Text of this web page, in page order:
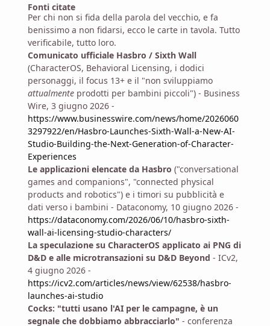
Fonti citate
Per chi non si fida della parola del vecchio, e fa
benissimo a non fidarsi, ecco le carte in tavola. Tutto
verificabile, tutto loro.
Comunicato ufficiale Hasbro / Sixth Wall
(CharacterOS, Behavioral Licensing, i dodici
personaggi, il focus 13+ e il "non sviluppiamo
attualmente prodotti per bambini piccoli") - Business
Wire, 3 giugno 2026 -
https://www.businesswire.com/news/home/2026060
3297922/en/Hasbro-Launches-Sixth-Wall-a-New-AI-
Studio-Building-the-Next-Generation-of-Character-
Experiences
Le applicazioni elencate da Hasbro ("conversational
games and companions", "connected physical
products and robotics") e i timori su pubblicità e
dati verso i bambini - Dataconomy, 10 giugno 2026 -
https://dataconomy.com/2026/06/10/hasbro-sixth-
wall-ai-licensing-studio-characters/
La speculazione su CharacterOS applicato ai PNG di
D&D e alle microtransazioni su D&D Beyond - ICv2,
4 giugno 2026 -
https://icv2.com/articles/news/view/62538/hasbro-
launches-ai-studio
Cocks: "tutti usano l'AI per le campagne, è un
segnale che dobbiamo abbracciarlo" - conferenza